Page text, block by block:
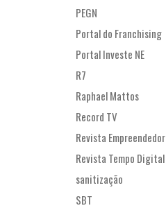
PEGN
Portal do Franchising
Portal Investe NE
R7
Raphael Mattos
Record TV
Revista Empreendedor
Revista Tempo Digital
sanitização
SBT